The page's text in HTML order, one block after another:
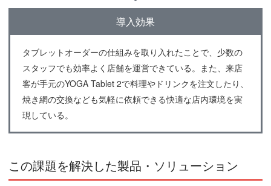
導入効果
タブレットオーダーの仕組みを取り入れたことで、少数の
スタッフでも効率よく店舗を運営できている。また、来店
客が手元のYOGA Tablet 2で料理やドリンクを注文したり、
焼き網の交換なども気軽に依頼できる快適な店内環境を実
現している。
この課題を解決した製品・ソリューション